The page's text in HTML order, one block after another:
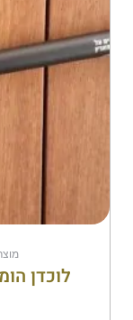
לוכדן הומני 61 ס"מ שחור